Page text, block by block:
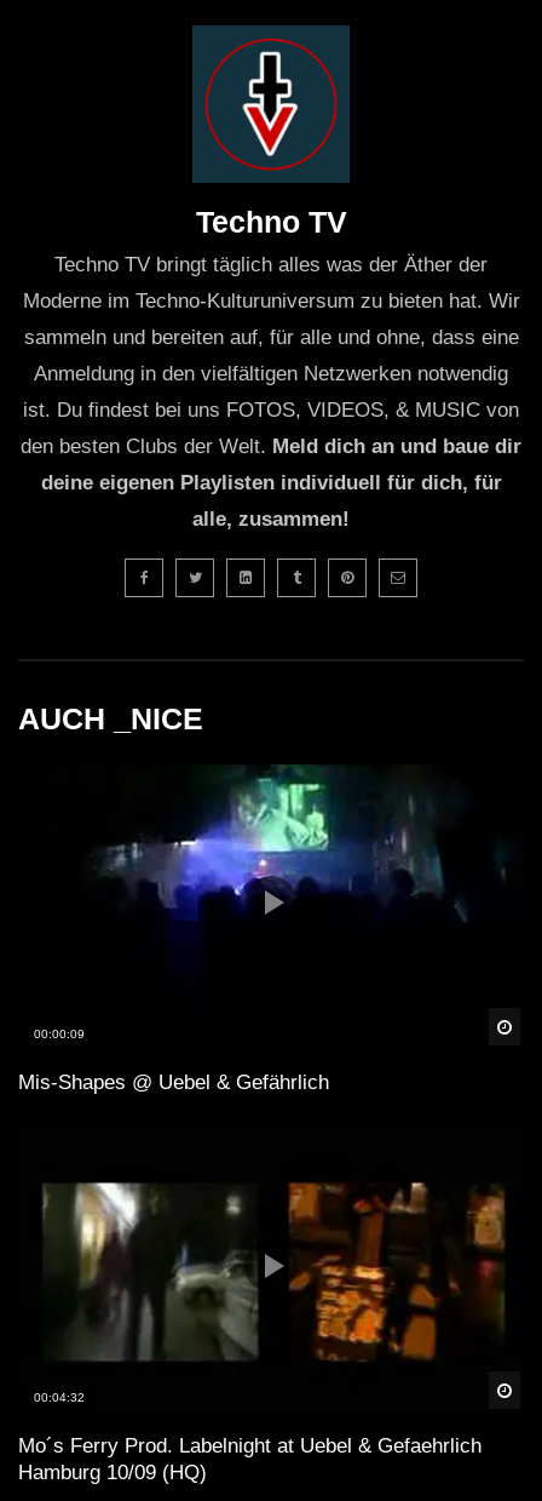
Techno TV
Techno TV bringt täglich alles was der Äther der
Moderne im Techno-Kulturuniversum zu bieten hat. Wir
sammeln und bereiten auf, für alle und ohne, dass eine
Anmeldung in den vielfältigen Netzwerken notwendig
ist. Du findest bei uns FOTOS, VIDEOS, & MUSIC von
den besten Clubs der Welt. Meld dich an und baue dir
deine eigenen Playlisten individuell für dich, für
alle, zusammen!
AUCH _NICE
00:00:09
Mis-Shapes @ Uebel & Gefährlich
00:04:32
Mo´s Ferry Prod. Labelnight at Uebel & Gefaehrlich
Hamburg 10/09 (HQ)